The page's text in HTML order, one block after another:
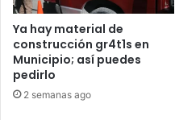
Ya hay material de
construcción gr4t1s en
Municipio; así puedes
pedirlo
2 semanas ago